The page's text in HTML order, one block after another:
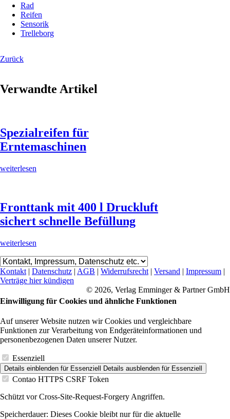
Rad
Reifen
Sensorik
Trelleborg
Zurück
Verwandte Artikel
Spezialreifen für
Erntemaschinen
weiterlesen
Fronttank mit 400 l Druckluft
sichert schnelle Befüllung
weiterlesen
Kontakt| Datenschutz | AGB | Widerrufsrecht| Versand | Impressum |
Verträge hier kündigen
© 2026, Verlag Emminger & Partner GmbH
Einwilligung für Cookies und ähnliche Funktionen
Auf unserer Website nutzen wir Cookies und vergleichbare
Funktionen zur Verarbeitung von Endgeräteinformationen und
personenbezogenen Daten unserer Nutzer.
Essenziell
Details einblenden für Essenziell Details ausblenden für Essenziell
Contao HTTPS CSRF Token
Schützt vor Cross-Site-Request-Forgery Angriffen.
Speicherdauer: Dieses Cookie bleibt nur für die aktuelle